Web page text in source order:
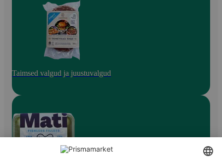
Taimsed valgud ja juustuvalgud